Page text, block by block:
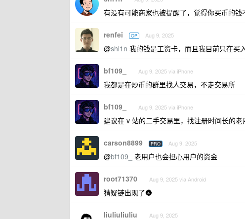
有没有可能商家也被提醒了，觉得你买币的钱
renfei OP Aug 9, 2025
@shl1n 我的钱是工资卡，而且我目前只在买
bf109_ Aug 9, 2025 via iPhone
我都是在炒币的群里找人交易，不走交易所
bf109_ Aug 9, 2025 via iPhone
建议在 v 站的二手交易里，找注册时间长的
carson8899 PRO Aug 9, 2025
@bf109_ 老用户也会担心用户的资金
root71370 Aug 9, 2025 via Android
猜疑链出现了🌚
liuliuliuliu Aug 9, 2025